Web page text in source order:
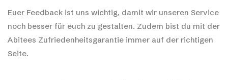
Euer Feedback ist uns wichtig, damit wir unseren Service
noch besser für euch zu gestalten. Zudem bist du mit der
Abitees Zufriedenheitsgarantie immer auf der richtigen
Seite.